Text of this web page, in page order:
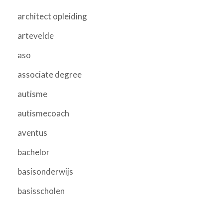
architect opleiding
artevelde
aso
associate degree
autisme
autismecoach
aventus
bachelor
basisonderwijs
basisscholen